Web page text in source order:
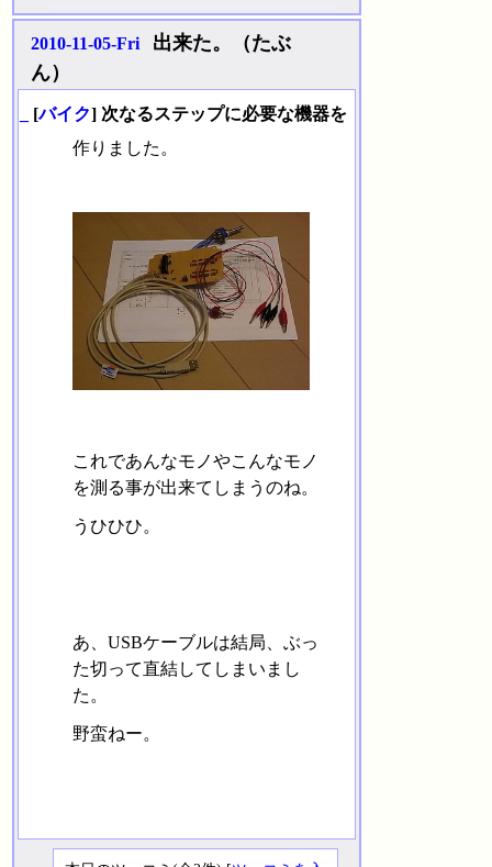
2010-11-05-Fri
出来た。（たぶ
ん）
[バイク] 次なるステップに必要な機器を
作りました。
これであんなモノやこんなモノ
を測る事が出来てしまうのね。
うひひひ。
あ、USBケーブルは結局、ぶっ
た切って直結してしまいまし
た。
野蛮ねー。